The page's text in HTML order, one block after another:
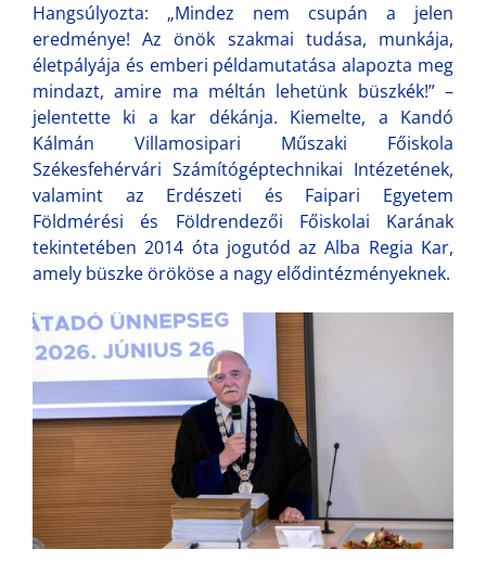
Hangsúlyozta: „Mindez nem csupán a jelen
eredménye! Az önök szakmai tudása, munkája,
életpályája és emberi példamutatása alapozta meg
mindazt, amire ma méltán lehetünk büszkék!” –
jelentette ki a kar dékánja. Kiemelte, a Kandó
Kálmán Villamosipari Műszaki Főiskola
Székesfehérvári Számítógéptechnikai Intézetének,
valamint az Erdészeti és Faipari Egyetem
Földmérési és Földrendezői Főiskolai Karának
tekintetében 2014 óta jogutód az Alba Regia Kar,
amely büszke örököse a nagy elődintézményeknek.